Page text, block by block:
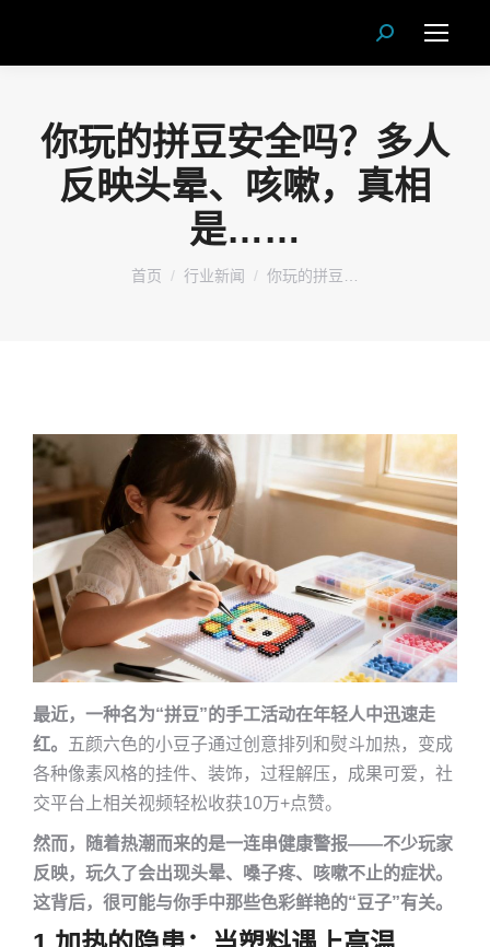
Search:
你玩的拼豆安全吗？多人
反映头晕、咳嗽，真相
是……
您在这里：
首页 行业新闻 你玩的拼豆…
最近，一种名为“拼豆”的手工活动在年轻人中迅速走
红。
五颜六色的小豆子通过创意排列和熨斗加热，变成
各种像素风格的挂件、装饰，过程解压，成果可爱，社
交平台上相关视频轻松收获10万+点赞。
然而，随着热潮而来的是一连串健康警报——不少玩家
反映，玩久了会出现头晕、嗓子疼、咳嗽不止的症状。
这背后，很可能与你手中那些色彩鲜艳的“豆子”有关。